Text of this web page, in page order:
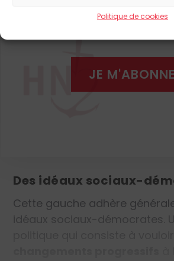
Politique de cookies
appelant parfois au
d’extrême gauche induit
sensibilités graduées en
Des idéaux sociaux-
Cette gauche adhère
idéaux sociaux-démocrates.
PRÉSENT
JE M'ABONNE